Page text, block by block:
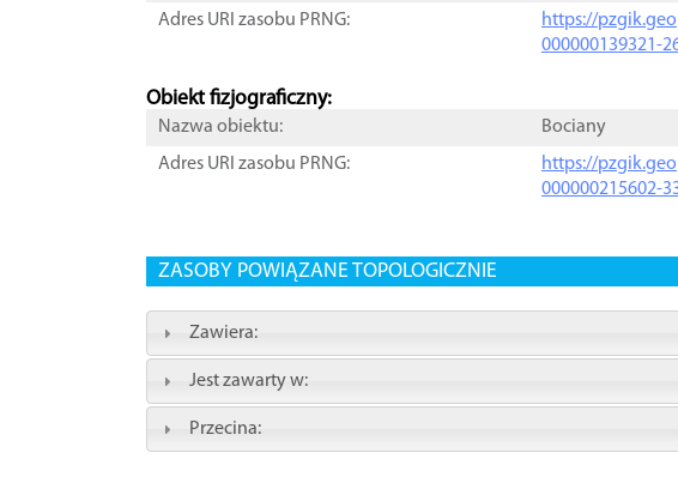
Adres URI zasobu PRNG:
https://
000000139321-
Obiekt fizjograficzny:
Nazwa obiektu:
Bociany
Adres URI zasobu PRNG:
https://
000000215602-
ZASOBY POWIĄZANE TOPOLOGICZNIE
Zawiera:
Jest zawarty w:
Przecina: